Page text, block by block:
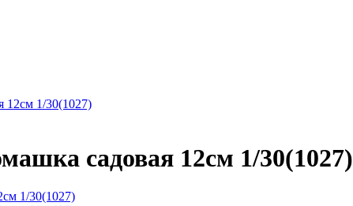
12см 1/30(1027)
садовая 12см 1/30(1027)